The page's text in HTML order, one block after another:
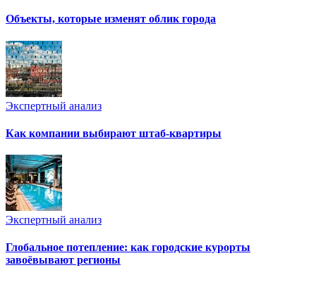
Объекты, которые изменят облик города
Экспертный анализ
Как компании выбирают штаб-квартиры
Экспертный анализ
Глобальное потепление: как городские курорты
завоёвывают регионы